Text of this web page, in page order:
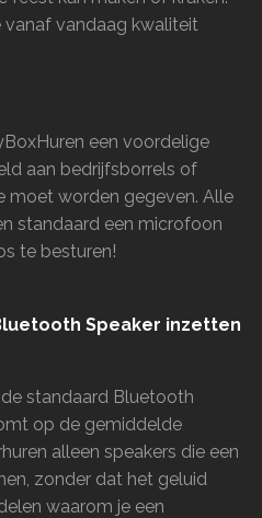
vanaf vandaag kwaliteit
een voordelige
aan bedrijfsborrels of
moet worden gegeven. Alle
standaard een microfoon
te besturen!
Speaker inzetten
standaard Bluetooth
op de gemiddelde
alleen speakers die een
zonder dat het geluid
waarom je een